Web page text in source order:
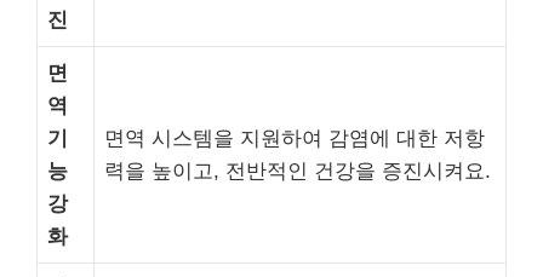
진
면
역
기
능
강
화
면역 시스템을 지원하여 감염에 대한 저항
력을 높이고, 전반적인 건강을 증진시켜요.